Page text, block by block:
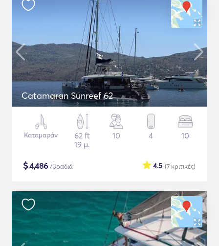
Catamaran Sunreef 62
Καταμαράν
62 ft
19 μ.
10 4 10
$4,486 /βραδιά (7 κριτικές)
4.5